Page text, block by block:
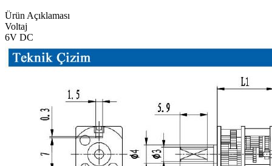
Ürün Açıklaması
Voltaj
6V DC